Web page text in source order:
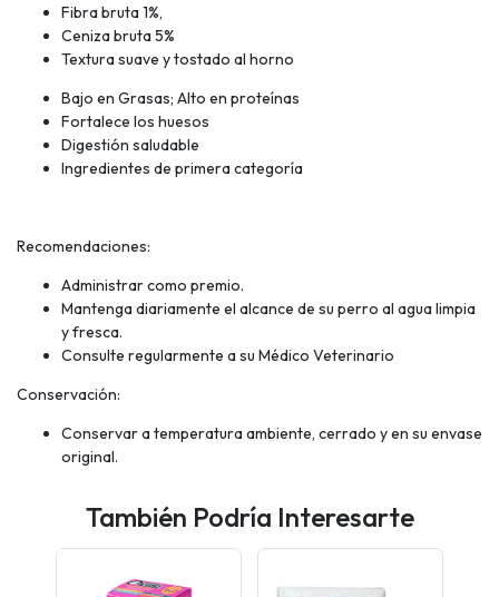
Fibra bruta 1%,
Ceniza bruta 5%
Textura suave y tostado al horno
Bajo en Grasas; Alto en proteínas
Fortalece los huesos
Digestión saludable
Ingredientes de primera categoría
Recomendaciones:
Administrar como premio.
Mantenga diariamente el alcance de su perro al agua limpia
y fresca.
Consulte regularmente a su Médico Veterinario
Conservación:
Conservar a temperatura ambiente, cerrado y en su envase
original.
También Podría Interesarte